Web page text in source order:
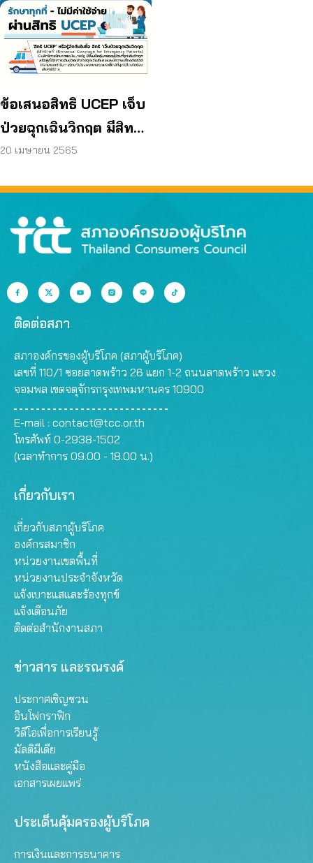
ข้อเสนอสิทธิ UCEP เจ็บ
ป่วยฉุกเฉินวิกฤต มีสิทธิ
ทุกที่ ไม่ต้องสำรองจ่าย
20 เมษายน 2565
ติดต่อสภา
สภาองค์กรของผู้บริโภค (สภาผู้บริโภค)
เลขที่ 110/1 ซอยลาดพร้าว 26 แยก 1-2 ถนนลาดพร้าว แขวง
จอมพล เขตจตุจักรกรุงเทพมหานคร 10900
E-mail : contact@tcc.or.th
โทรศัพท์ 0-2938-1502
(เวลาทำการ 09.00 - 18.00 น.)
เกี่ยวกับเรา
เกี่ยวกับสภาผู้บริโภค
องค์กรสมาชิก
หน่วยงานเขตพื้นที่
หน่วยงานประจำจังหวัด
แจ้งเบาะแสและร้องทุกข์
แจ้งเตือนภัย
ติดต่อสำนักงานสภา
ข่าวสาร และรณรงค์
ประกาศเชิญชวน
อินโฟกราฟิก
วิดีโอเพื่อการเรียนรู้
มัลติมีเดีย
หนังสือและคู่มือ
เอกสารเผยแพร่
ประเด็นคุ้มครองผู้บริโภค
การเงินและการธนาคาร